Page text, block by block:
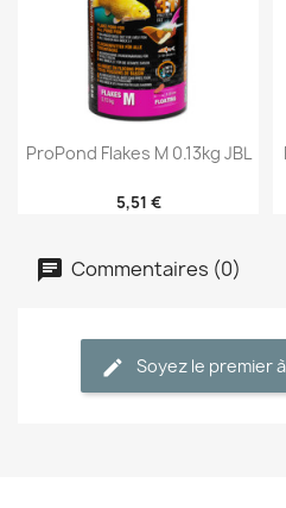
ProPond Flakes M 0.13kg JBL
5,51 €
Commentaires (0)
Soyez le premier